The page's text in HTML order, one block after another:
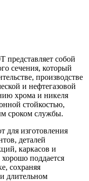
собой
сечения, который
производстве
и нефтегазовой
хрома и никеля
стойкостью,
сроком службы.
изготовления
деталей
каркасов и
поддается
сохраняя
длительном